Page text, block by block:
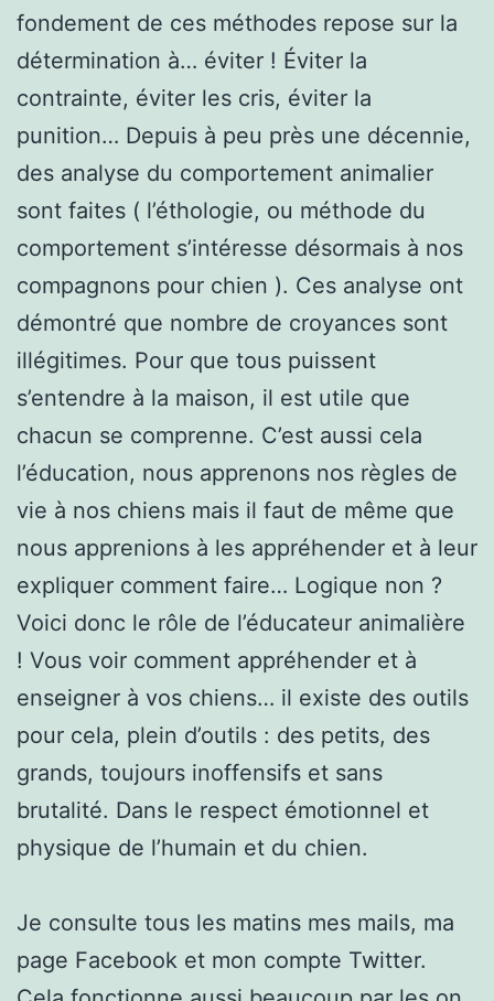
fondement de ces méthodes repose sur la
détermination à… éviter ! Éviter la
contrainte, éviter les cris, éviter la
punition… Depuis à peu près une décennie,
des analyse du comportement animalier
sont faites ( l’éthologie, ou méthode du
comportement s’intéresse désormais à nos
compagnons pour chien ). Ces analyse ont
démontré que nombre de croyances sont
illégitimes. Pour que tous puissent
s’entendre à la maison, il est utile que
chacun se comprenne. C’est aussi cela
l’éducation, nous apprenons nos règles de
vie à nos chiens mais il faut de même que
nous apprenions à les appréhender et à leur
expliquer comment faire… Logique non ?
Voici donc le rôle de l’éducateur animalière
! Vous voir comment appréhender et à
enseigner à vos chiens… il existe des outils
pour cela, plein d’outils : des petits, des
grands, toujours inoffensifs et sans
brutalité. Dans le respect émotionnel et
physique de l’humain et du chien.
Je consulte tous les matins mes mails, ma
page Facebook et mon compte Twitter.